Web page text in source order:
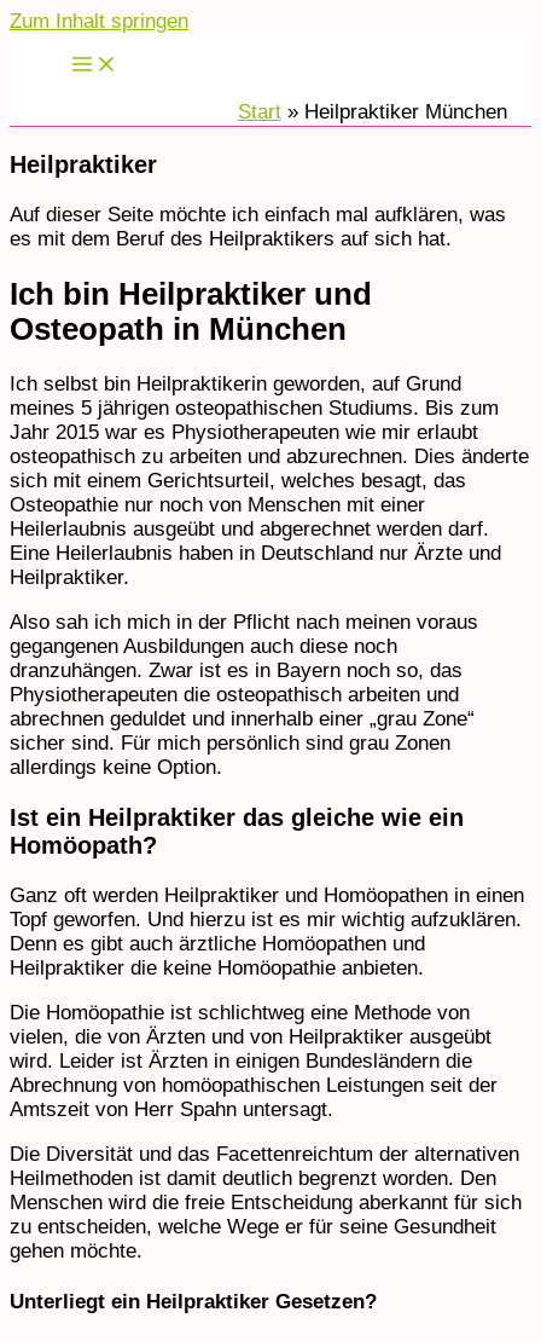
Zum Inhalt springen
Start Heilpraktiker München
Heilpraktiker
Auf dieser Seite möchte ich einfach mal aufklären, was
es mit dem Beruf des Heilpraktikers auf sich hat.
Ich bin Heilpraktiker und
Osteopath in München
Ich selbst bin Heilpraktikerin geworden, auf Grund
meines 5 jährigen osteopathischen Studiums. Bis zum
Jahr 2015 war es Physiotherapeuten wie mir erlaubt
osteopathisch zu arbeiten und abzurechnen. Dies änderte
sich mit einem Gerichtsurteil, welches besagt, das
Osteopathie nur noch von Menschen mit einer
Heilerlaubnis ausgeübt und abgerechnet werden darf.
Eine Heilerlaubnis haben in Deutschland nur Ärzte und
Heilpraktiker.
Also sah ich mich in der Pflicht nach meinen voraus
gegangenen Ausbildungen auch diese noch
dranzuhängen. Zwar ist es in Bayern noch so, das
Physiotherapeuten die osteopathisch arbeiten und
abrechnen geduldet und innerhalb einer „grau Zone“
sicher sind. Für mich persönlich sind grau Zonen
allerdings keine Option.
Ist ein Heilpraktiker das gleiche wie ein
Homöopath?
Ganz oft werden Heilpraktiker und Homöopathen in einen
Topf geworfen. Und hierzu ist es mir wichtig aufzuklären.
Denn es gibt auch ärztliche Homöopathen und
Heilpraktiker die keine Homöopathie anbieten.
Die Homöopathie ist schlichtweg eine Methode von
vielen, die von Ärzten und von Heilpraktiker ausgeübt
wird. Leider ist Ärzten in einigen Bundesländern die
Abrechnung von homöopathischen Leistungen seit der
Amtszeit von Herr Spahn untersagt.
Die Diversität und das Facettenreichtum der alternativen
Heilmethoden ist damit deutlich begrenzt worden. Den
Menschen wird die freie Entscheidung aberkannt für sich
zu entscheiden, welche Wege er für seine Gesundheit
gehen möchte.
Unterliegt ein Heilpraktiker Gesetzen?